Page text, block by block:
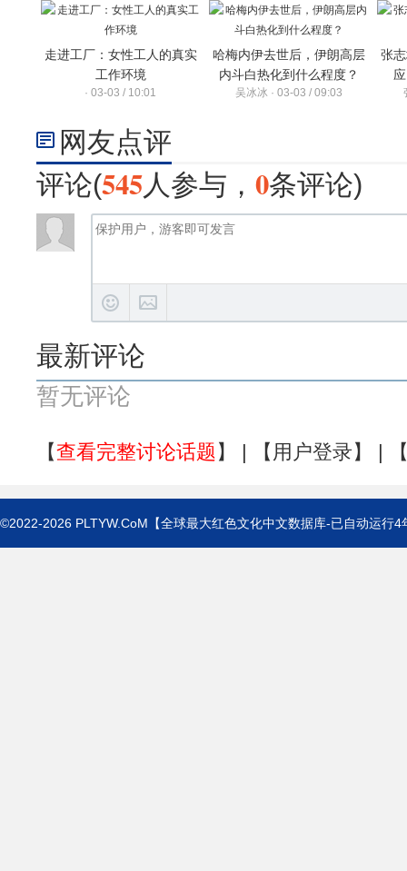
走进工厂：女性工人的真实
工作环境
· 03-03 / 10:01
哈梅内伊去世后，伊朗高层
内斗白热化到什么程度？
吴冰冰 · 03-03 / 09:03
张
网友点评
评论(545人参与， 0条评论)
最新评论
暂无评论
【查看完整讨论话题】 | 【 用户登录】 |
©2022-2026 PLTYW.CoM 【全球最大红色文化中文数据库-已自动运行4